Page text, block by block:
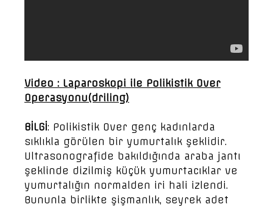
Video : Laparoskopi ile Polikistik Over
Operasyonu(driling)
BİLGİ: Polikistik Over genç kadınlarda
sıklıkla görülen bir yumurtalık şeklidir.
Ultrasonografide bakıldığında araba jantı
şeklinde dizilmiş küçük yumurtacıklar ve
yumurtalığın normalden iri hali izlendi.
Bununla birlikte şişmanlık, seyrek adet